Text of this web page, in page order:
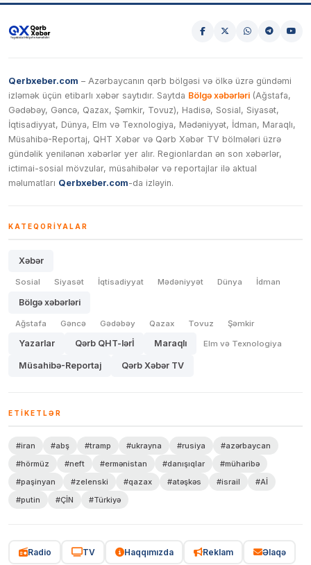
Qerbxeber.com – Azərbaycanın qərb bölgəsi və ölkə üzrə gündəmi
izləmək üçün etibarlı xəbər saytıdır. Saytda Bölgə xəbərləri (Ağstafa,
Gədəbəy, Gəncə, Qazax, Şəmkir, Tovuz), Hadisə, Sosial, Siyasət,
İqtisadiyyat, Dünya, Elm və Texnologiya, Mədəniyyət, İdman, Maraqlı,
Müsahibə-Reportaj, QHT Xəbər və Qərb Xəbər TV bölmələri üzrə
gündəlik yenilənən xəbərlər yer alır. Regionlardan ən son xəbərlər,
ictimai-sosial mövzular, müsahibələr və reportajlar ilə aktual
məlumatları Qerbxeber.com-da izləyin.
KATEQORIYALAR
Xəbər
Sosial Siyasət İqtisadiyyat Mədəniyyət Dünya İdman
Bölgə xəbərləri
Ağstafa Gəncə Gədəbəy Qazax Tovuz Şəmkir
Yazarlar Qərb QHT-lərİ Maraqlı Elm və Texnologiya
Müsahibə-Reportaj Qərb Xəbər TV
ETIKETLƏR
#iran #abş #tramp #ukrayna #rusiya
#azərbaycan
#hörmüz
#neft #ermənistan #danışıqlar
#müharibə
#paşinyan
#zelenski #qazax #atəşkəs #israil
#Aİ
#putin
#ÇİN #Türkiyə
Radio TV Haqqımızda Reklam Əlaqə